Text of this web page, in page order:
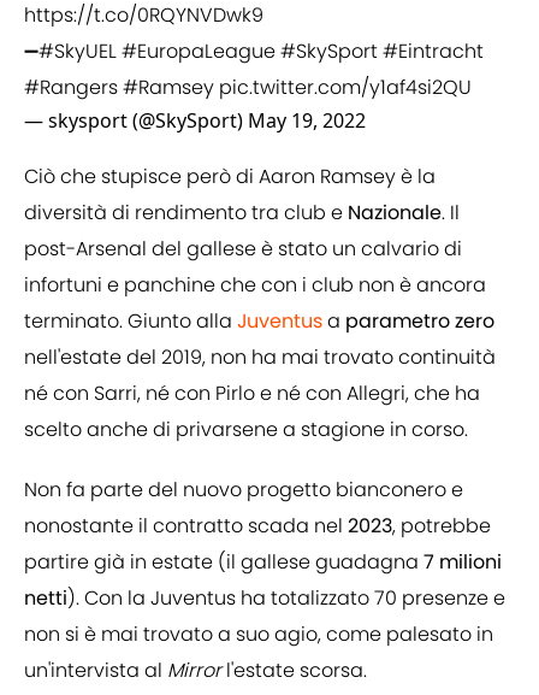
https://t.co/0RQYNVDwk9
➖#SkyUEL#EuropaLeague#SkySport#Eintracht
#Rangers#Ramsey pic.twitter.com/y1af4si2QU
— skysport (@SkySport) May 19, 2022
Ciò che stupisce però di Aaron Ramsey è la
diversità di rendimento tra club e Nazionale. Il
post-Arsenal del gallese è stato un calvario di
infortuni e panchine che con i club non è ancora
terminato. Giunto alla Juventusa parametro zero
nell'estate del 2019, non ha mai trovato continuità
né con Sarri, né con Pirlo e né con Allegri, che ha
scelto anche di privarsene a stagione in corso.
Non fa parte del nuovo progetto bianconero e
nonostante il contratto scada nel 2023, potrebbe
partire già in estate (il gallese guadagna 7 milioni
netti). Con la Juventus ha totalizzato 70 presenze e
non si è mai trovato a suo agio, come palesato in
un'intervista al Mirrorl'estate scorsa.